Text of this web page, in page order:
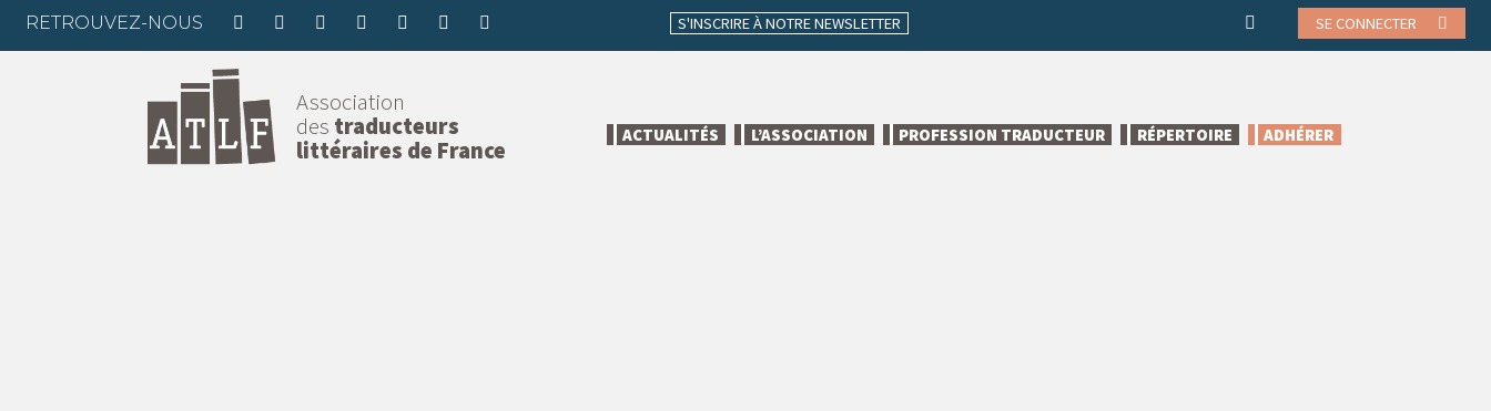
RETROUVEZ-NOUS S'INSCRIRE À NOTRE NEWSLETTER SE CONNECTER
Association
des traducteurs
littéraires de France
ACTUALITÉS L’ASSOCIATION PROFESSION TRADUCTEUR RÉPERTOIRE ADHÉRER